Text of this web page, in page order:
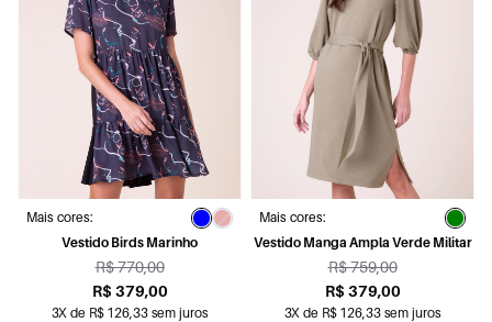
Mais cores:
Vestido Birds Marinho
R$ 770,00
R$ 379,00
3X de R$ 126,33 sem juros
Mais cores:
Vestido Manga Ampla Verde Militar
R$ 759,00
R$ 379,00
3X de R$ 126,33 sem juros